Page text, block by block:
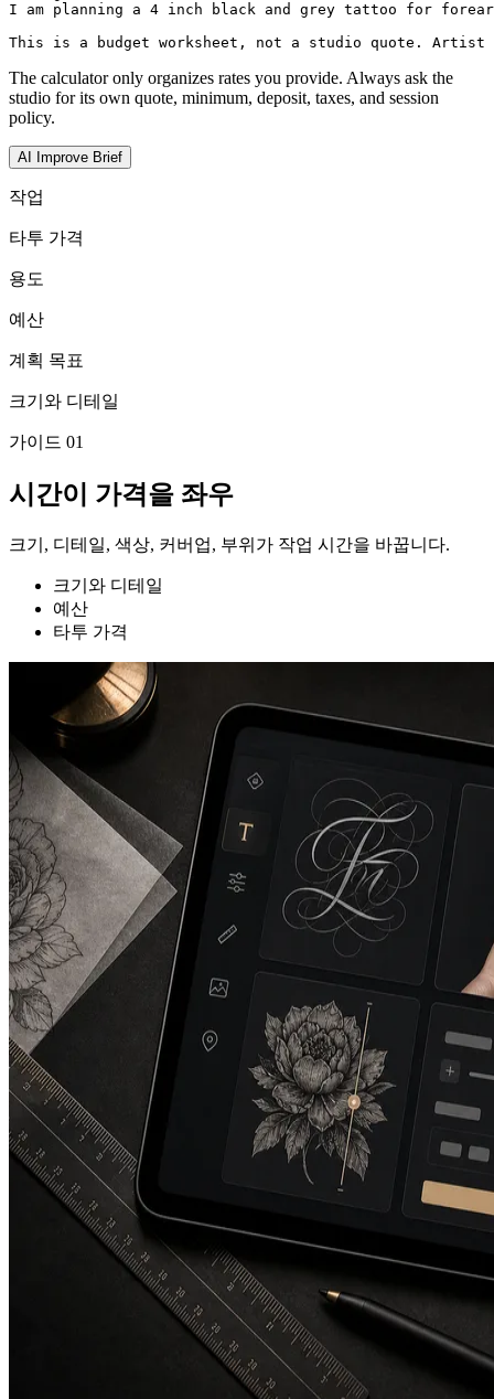
I am planning a 4 inch black and grey tattoo for
This is a budget worksheet, not a studio quote. Artist
The calculator only organizes rates you provide. Always ask the
studio for its own quote, minimum, deposit, taxes, and session
policy.
AI Improve Brief
작업
타투 가격
용도
예산
계획 목표
크기와 디테일
가이드 01
시간이 가격을 좌우
크기, 디테일, 색상, 커버업, 부위가 작업 시간을 바꿉니다.
크기와 디테일
예산
타투 가격